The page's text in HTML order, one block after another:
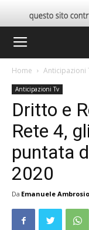
Home Anticipazioni
Anticipazioni Tv
Dritto e
Rete 4,
puntata
2020
Da Emanuele Ambrosio